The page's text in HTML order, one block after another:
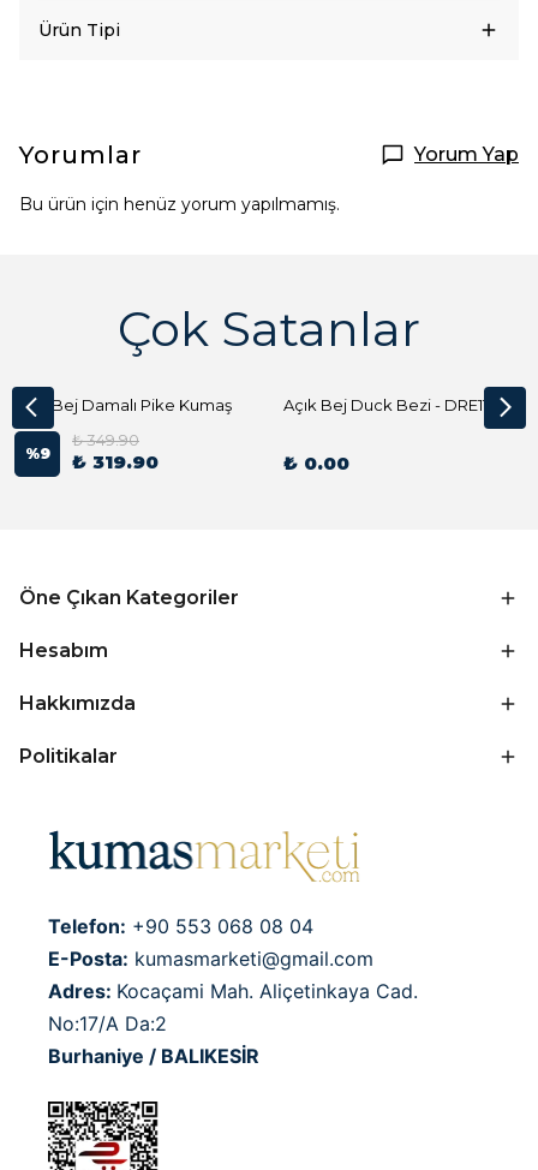
Ürün Tipi
Yorumlar Yorum Yap
Bu ürün için henüz yorum yapılmamış.
Çok Satanlar
Açık Bej Damalı Pike Kumaş
%9
₺ 349.90
₺ 319.90
Açık Bej Duck Bezi - DRE1144 Kumaş Peçete
₺ 0.00
Öne Çıkan Kategoriler
Hesabım
Hakkımızda
Politikalar
Telefon: +90 553 068 08 04
E-Posta: kumasmarketi@gmail.com
Adres: Kocaçami Mah. Aliçetinkaya Cad.
No:17/A Da:2
Burhaniye / BALIKESİR